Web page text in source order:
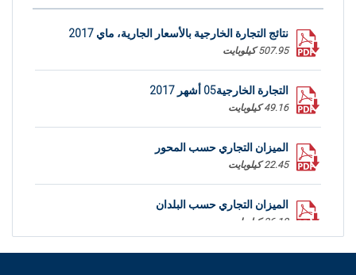
نتائج التجارة الخارجية بالأسعار الجارية، ماي 2017
507.95 كيلوبايت
التجارة الخارجية05 أشهر 2017
49.16 كيلوبايت
الميزان التجاري حسب المحور
22.45 كيلوبايت
الميزان التجاري حسب البلدان
36.18 كيلوبايت